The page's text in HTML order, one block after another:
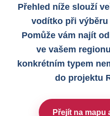
Přehled níže slouží
vodítko při
Pomůže vám najít
ve vašem
konkrétním typem
do projektu
Přejít na mapu